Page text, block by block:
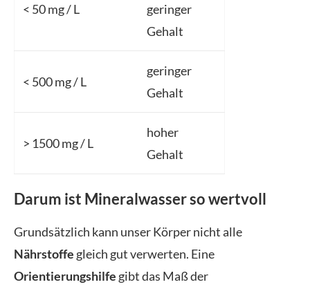
< 50 mg / L
geringer
Gehalt
< 500 mg / L
geringer
Gehalt
> 1500 mg / L
hoher
Gehalt
Darum ist Mineralwasser so wertvoll
Grundsätzlich kann unser Körper nicht alle
Nährstoffe gleich gut verwerten. Eine
Orientierungshilfe gibt das Maß der